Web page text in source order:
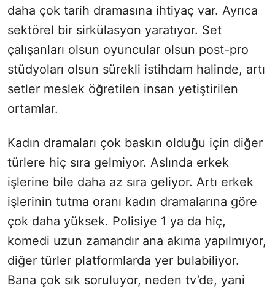
daha çok tarih dramasına ihtiyaç var. Ayrıca
sektörel bir sirkülasyon yaratıyor. Set
çalışanları olsun oyuncular olsun post-pro
stüdyoları olsun sürekli istihdam halinde, artı
setler meslek öğretilen insan yetiştirilen
ortamlar.
Kadın dramaları çok baskın olduğu için diğer
türlere hiç sıra gelmiyor. Aslında erkek
işlerine bile daha az sıra geliyor. Artı erkek
işlerinin tutma oranı kadın dramalarına göre
çok daha yüksek. Polisiye 1 ya da hiç,
komedi uzun zamandır ana akıma yapılmıyor,
diğer türler platformlarda yer bulabiliyor.
Bana çok sık soruluyor, neden tv’de, yani